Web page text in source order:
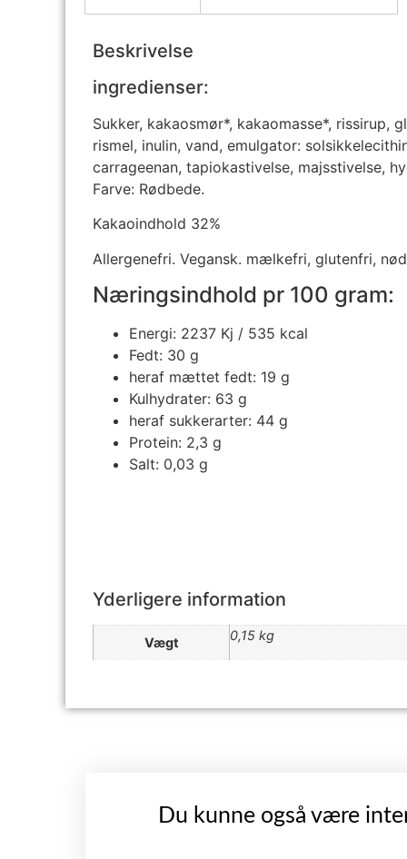
Beskrivelse
ingredienser:
Sukker, kakaosmør*, kakaomasse*, rissirup,
rismel, inulin, vand, emulgator:
carrageenan, tapiokastivelse, majsstivelse,
Farve: Rødbede.
Kakaoindhold 32%
Allergenefri. Vegansk. mælkefri, glutenfri,
Næringsindhold pr 100 gram:
Energi: 2237 Kj / 535 kcal
Fedt: 30 g
heraf mættet fedt: 19 g
Kulhydrater: 63 g
heraf sukkerarter: 44 g
Protein: 2,3 g
Salt: 0,03 g
Yderligere information
Vægt 0,15 kg
Du kunne også være